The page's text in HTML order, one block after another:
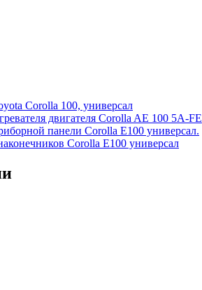
Corolla 100, универсал
двигателя Corolla AE 100 5A-FE
панели Corolla E100 универсал.
Corolla E100 универсал